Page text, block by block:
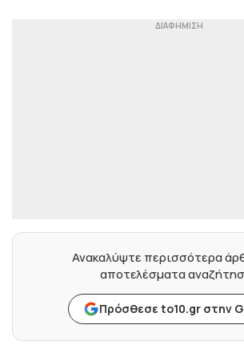
Ανακαλύψτε περισσότερα
αποτελέσματα
Πρόσθεσε to10.gr στην